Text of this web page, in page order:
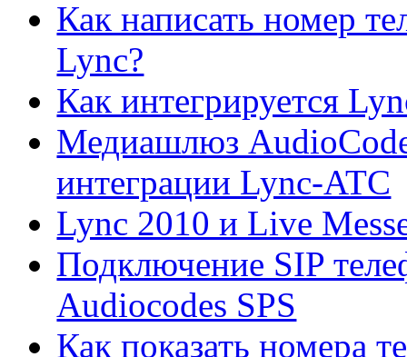
Как написать номер
Lync?
Как интегрируется
Медиашлюз
интеграции Lync-ATC
Lync 2010 и Live
Подключение SIP
Audiocodes SPS
Как показать номера